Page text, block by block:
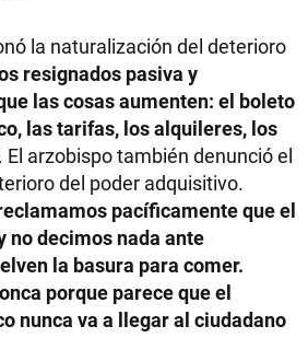
la naturalización del deterioro
resignados pasiva y
las cosas aumenten: el boleto
las tarifas, los alquileres, los
El arzobispo también denunció el
del poder adquisitivo.
pacíficamente que el
no decimos nada ante
la basura para comer.
porque parece que el
nunca va a llegar al ciudadano